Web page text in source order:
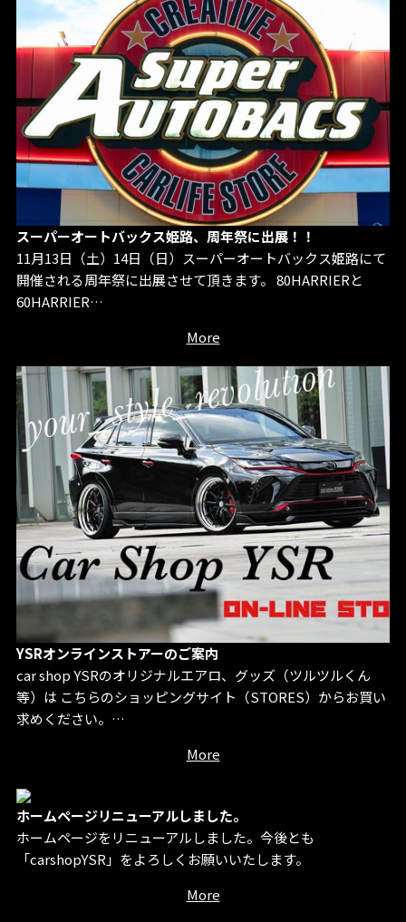
スーパーオートバックス姫路、周年祭に出展！！
11月13日（土）14日（日）スーパーオートバックス姫路にて
開催される周年祭に出展させて頂きます。 80HARRIERと
60HARRIER…
More
YSRオンラインストアーのご案内
car shop YSRのオリジナルエアロ、グッズ（ツルツルくん
等）は こちらのショッピングサイト（STORES）からお買い
求めください。…
More
ホームページリニューアルしました。
ホームページをリニューアルしました。今後とも
「carshopYSR」をよろしくお願いいたします。
More